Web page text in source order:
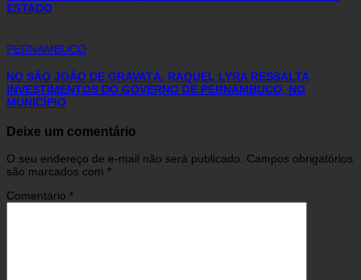
ESTADO
PERNAMBUCO
NO SÃO JOÃO DE GRAVATÁ, RAQUEL LYRA RESSALTA
INVESTIMENTOS DO GOVERNO DE PERNAMBUCO, NO
MUNICÍPIO
Deixe um comentário
O seu endereço de e-mail não será publicado. Campos obrigatórios
são marcados com *
Comentário *